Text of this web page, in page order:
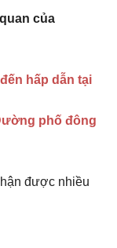
của
hấp dẫn tại
phố đông
được nhiều